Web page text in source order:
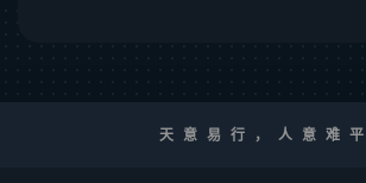
天意易行，人意难平